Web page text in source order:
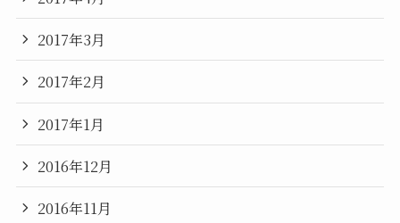
2017年3月
2017年2月
2017年1月
2016年12月
2016年11月